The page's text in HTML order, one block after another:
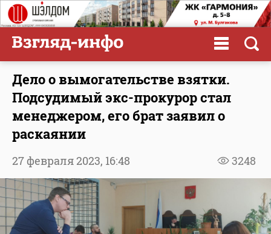
Дело о вымогательстве взятки.
Подсудимый экс-прокурор стал
менеджером, его брат заявил о
раскаянии
3248
27 февраля 2023, 16:48